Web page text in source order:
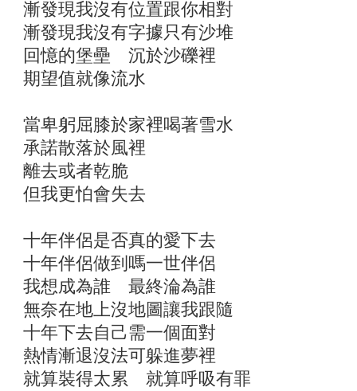
漸發現我沒有位置跟你相對
漸發現我沒有字據只有沙堆
回憶的堡壘 沉於沙礫裡
期望值就像流水
當卑躬屈膝於家裡喝著雪水
承諾散落於風裡
離去或者乾脆
但我更怕會失去
十年伴侶是否真的愛下去
十年伴侶做到嗎一世伴侶
我想成為誰 最終淪為誰
無奈在地上沒地圖讓我跟隨
十年下去自己需一個面對
熱情漸退沒法可躲進夢裡
就算裝得太累 就算呼吸有罪